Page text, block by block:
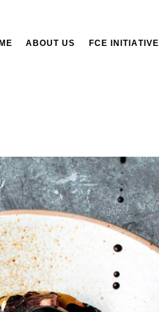
ABOUT US FCE INITIATIVE